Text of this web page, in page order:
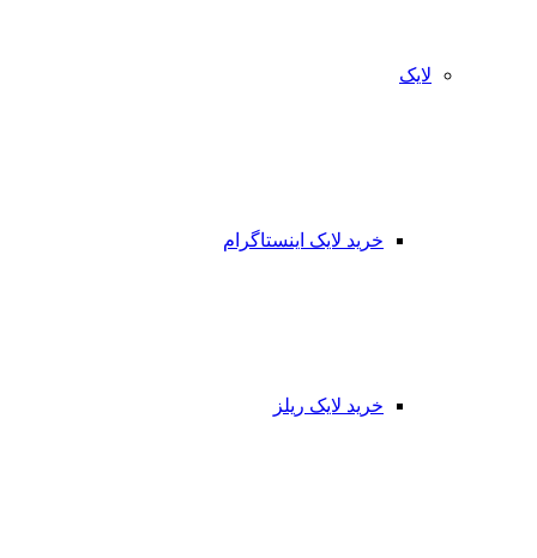
لایک
خرید لایک اینستاگرام
خرید لایک ریلز